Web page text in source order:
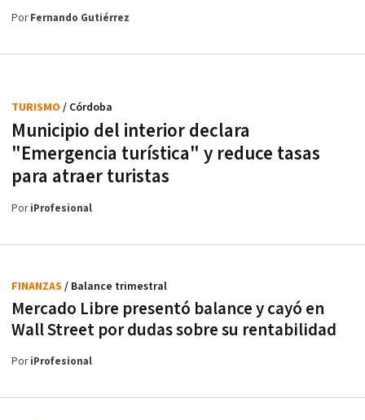
PorFernando Gutiérrez
Municipio del interior declara
"Emergencia turística" y reduce tasas
para atraer turistas
TURISMO / Córdoba
PoriProfesional
Mercado Libre presentó balance y cayó en
Wall Street por dudas sobre su rentabilidad
FINANZAS / Balance trimestral
PoriProfesional